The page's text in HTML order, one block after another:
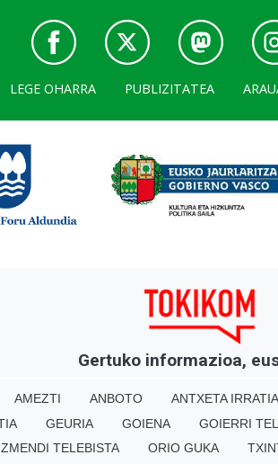
LEGE OHARRA PUBLIZITATEA
Gertuko informazioa,
AMEZTI ANBOTO ANTXETA IRRATIA
GEURIA GOIENA GOIERRI
TELEBISTA ORIO GUKA